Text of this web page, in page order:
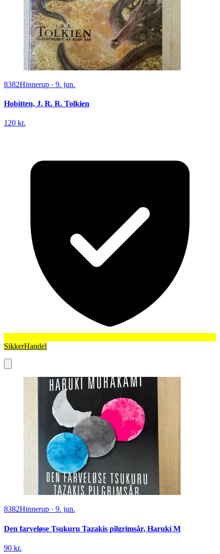
8382Hinnerup · 9. jun.
Hobitten, J. R. R. Tolkien
120 kr.
SikkerHandel
8382Hinnerup · 9. jun.
Den farveløse Tsukuru Tazakis pilgrimsår, Haruki M
90 kr.